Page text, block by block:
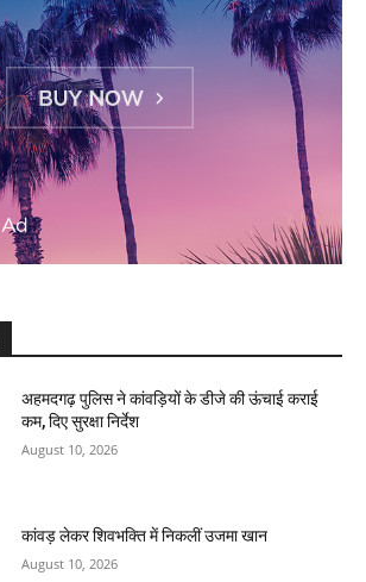
अहमदगढ़ पुलिस ने कांवड़ियों के डीजे की ऊंचाई कराई
कम, दिए सुरक्षा निर्देश
August 10, 2026
कांवड़ लेकर शिवभक्ति में निकलीं उजमा खान
August 10, 2026